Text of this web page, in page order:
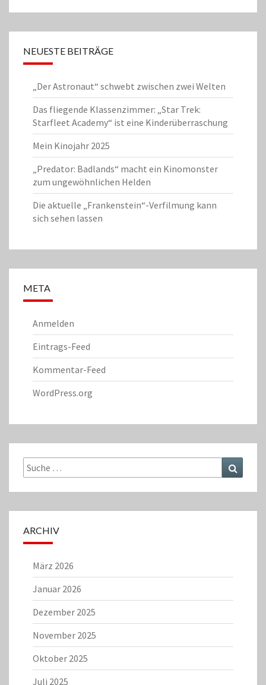
NEUESTE BEITRÄGE
„Der Astronaut“ schwebt zwischen zwei Welten
Das fliegende Klassenzimmer: „Star Trek:
Starfleet Academy“ ist eine Kinderüberraschung
Mein Kinojahr 2025
„Predator: Badlands“ macht ein Kinomonster
zum ungewöhnlichen Helden
Die aktuelle „Frankenstein“-Verfilmung kann
sich sehen lassen
META
Anmelden
Eintrags-Feed
Kommentar-Feed
WordPress.org
Suche
nach:
ARCHIV
März 2026
Januar 2026
Dezember 2025
November 2025
Oktober 2025
Juli 2025